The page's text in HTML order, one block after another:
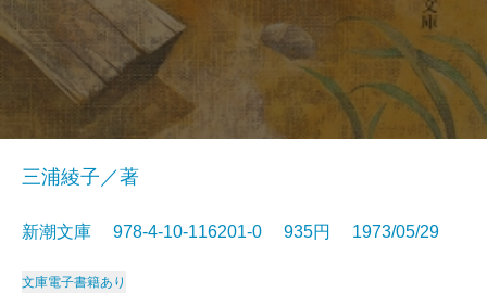
三浦綾子／著
新潮文庫 978-4-10-116201-0 935円 1973/05/29
文庫電子書籍あり